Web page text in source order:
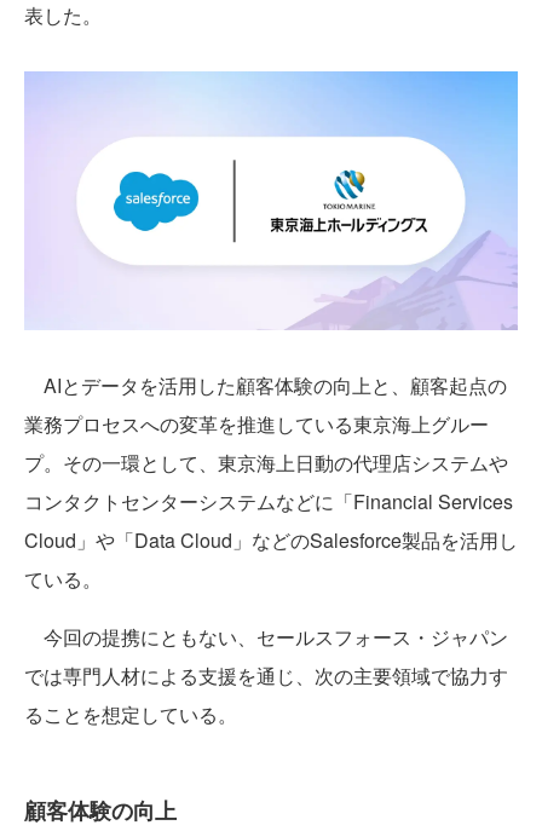
表した。
AIとデータを活用した顧客体験の向上と、顧客起点の
業務プロセスへの変革を推進している東京海上グルー
プ。その一環として、東京海上日動の代理店システムや
コンタクトセンターシステムなどに「Financial Services
Cloud」や「Data Cloud」などのSalesforce製品を活用し
ている。
今回の提携にともない、セールスフォース・ジャパン
では専門人材による支援を通じ、次の主要領域で協力す
ることを想定している。
顧客体験の向上